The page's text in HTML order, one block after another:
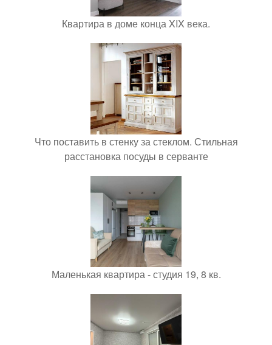
Квартира в доме конца XIX века.
Что поставить в стенку за стеклом. Стильная
расстановка посуды в серванте
Маленькая квартира - студия 19, 8 кв.